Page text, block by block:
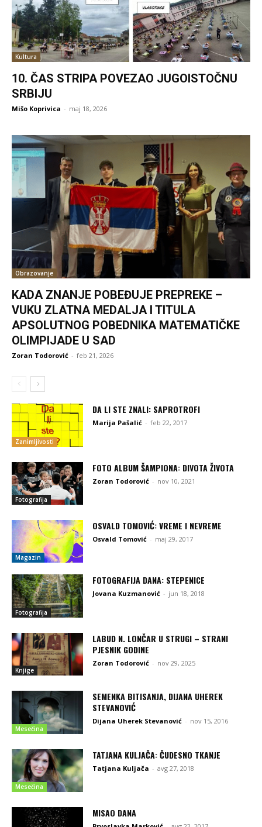
Kultura
10. ČAS STRIPA POVEZAO JUGOISTOČNU
SRBIJU
Mišo Koprivica - maj 18, 2026
Obrazovanje
KADA ZNANJE POBEĐUJE PREPREKE –
VUKU ZLATNA MEDALJA I TITULA
APSOLUTNOG POBEDNIKA MATEMATIČKE
OLIMPIJADE U SAD
Zoran Todorović - feb 21, 2026
Zanimljivosti
DA LI STE ZNALI: SAPROTROFI
Marija Pašalić - feb 22, 2017
Fotografija
FOTO ALBUM ŠAMPIONA: DIVOTA ŽIVOTA
Zoran Todorović - nov 10, 2021
Magazin
OSVALD TOMOVIĆ: VREME I NEVREME
Osvald Tomović - maj 29, 2017
Fotografija
FOTOGRAFIJA DANA: STEPENICE
Jovana Kuzmanović - jun 18, 2018
Knjige
LABUD N. LONČAR U STRUGI – STRANI
PJESNIK GODINE
Zoran Todorović - nov 29, 2025
Mesečina
SEMENKA BITISANJA, DIJANA UHEREK
STEVANOVIĆ
Dijana Uherek Stevanović - nov 15, 2016
Mesečina
TATJANA KULJAČA: ČUDESNO TKANJE
Tatjana Kuljača - avg 27, 2018
MISAO DANA